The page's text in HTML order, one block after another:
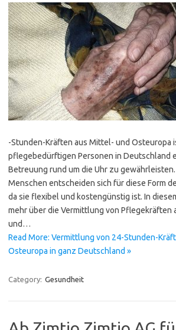
-Stunden-Kräften aus Mittel- und Osteuropa
pflegebedürftigen Personen in Deutschland
Betreuung rund um die Uhr zu
Menschen entscheiden sich für diese Form
da sie flexibel und kostengünstig ist. In
mehr über die Vermittlung von Pflegekräften
und…
Read More: Vermittlung von 24-Stunden-
Osteuropa in ganz Deutschland »
Category: Gesundheit